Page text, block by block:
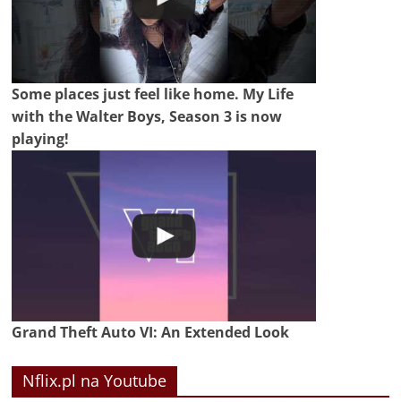
Some places just feel like home. My Life
with the Walter Boys, Season 3 is now
playing!
Grand Theft Auto VI: An Extended Look
Nflix.pl na Youtube